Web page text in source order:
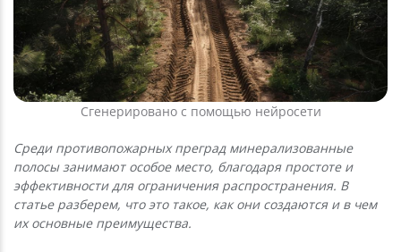
Сгенерировано с помощью нейросети
Среди противопожарных преград минерализованные
полосы занимают особое место, благодаря простоте и
эффективности для ограничения распространения. В
статье разберем, что это такое, как они создаются и в чем
их основные преимущества.